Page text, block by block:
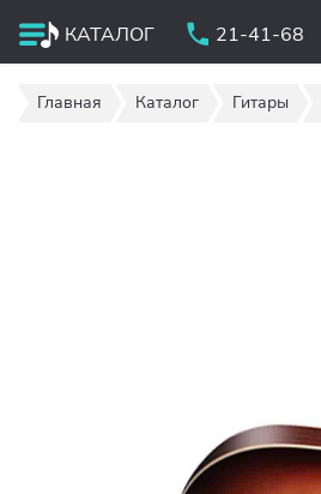
КАТАЛОГ 21-41-68
Главная Каталог Гитары